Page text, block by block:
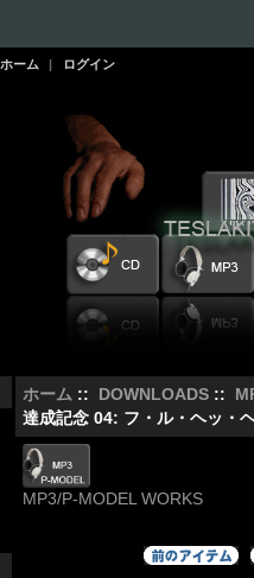
ホーム | ログイン
ホーム :: DOWNLOADS::
達成記念 04: フ・ル・ヘッ・
MP3/P-MODEL WORKS